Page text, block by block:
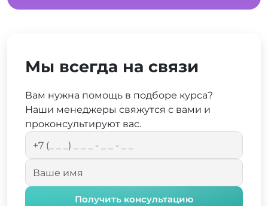
Мы всегда на связи
Вам нужна помощь в подборе курса?
Наши менеджеры свяжутся с вами и
проконсультируют вас.
Получить консультацию